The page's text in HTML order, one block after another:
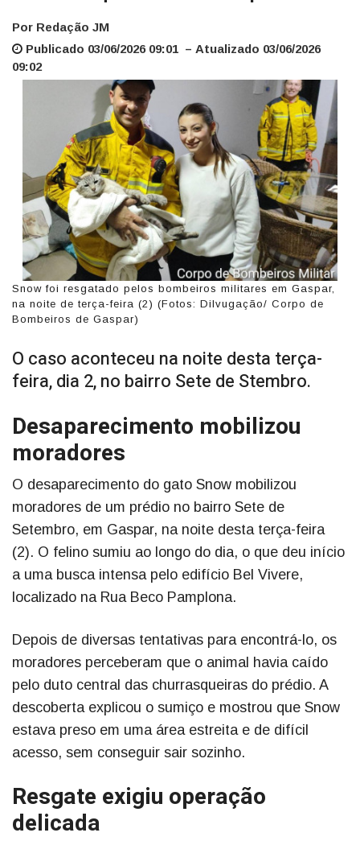
Por Redação JM
Publicado 03/06/2026 09:01 – Atualizado 03/06/2026
09:02
Snow foi resgatado pelos bombeiros militares em Gaspar,
na noite de terça-feira (2) (Fotos: Dilvugação/ Corpo de
Bombeiros de Gaspar)
O caso aconteceu na noite desta terça-
feira, dia 2, no bairro Sete de Stembro.
Desaparecimento mobilizou
moradores
O desaparecimento do gato Snow mobilizou
moradores de um prédio no bairro Sete de
Setembro, em Gaspar, na noite desta terça-feira
(2). O felino sumiu ao longo do dia, o que deu início
a uma busca intensa pelo edifício Bel Vivere,
localizado na Rua Beco Pamplona.
Depois de diversas tentativas para encontrá-lo, os
moradores perceberam que o animal havia caído
pelo duto central das churrasqueiras do prédio. A
descoberta explicou o sumiço e mostrou que Snow
estava preso em uma área estreita e de difícil
acesso, sem conseguir sair sozinho.
Resgate exigiu operação
delicada